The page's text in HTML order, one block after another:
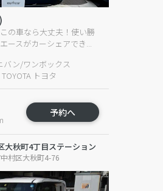
の車なら大丈夫！使い勝
ースがカーシェアでき...
バン/ワンボックス
TOYOTA トヨタ
予約へ
大秋町4丁目ステーション
村区大秋町4-76